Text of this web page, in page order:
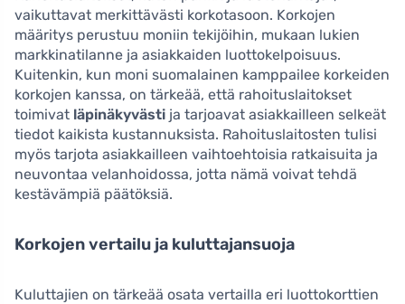
vaikuttavat merkittävästi korkotasoon. Korkojen
määritys perustuu moniin tekijöihin, mukaan lukien
markkinatilanne ja asiakkaiden luottokelpoisuus.
Kuitenkin, kun moni suomalainen kamppailee korkeiden
korkojen kanssa, on tärkeää, että rahoituslaitokset
toimivat läpinäkyvästi ja tarjoavat asiakkailleen selkeät
tiedot kaikista kustannuksista. Rahoituslaitosten tulisi
myös tarjota asiakkailleen vaihtoehtoisia ratkaisuita ja
neuvontaa velanhoidossa, jotta nämä voivat tehdä
kestävämpiä päätöksiä.
Korkojen vertailu ja kuluttajansuoja
Kuluttajien on tärkeää osata vertailla eri luottokorttien